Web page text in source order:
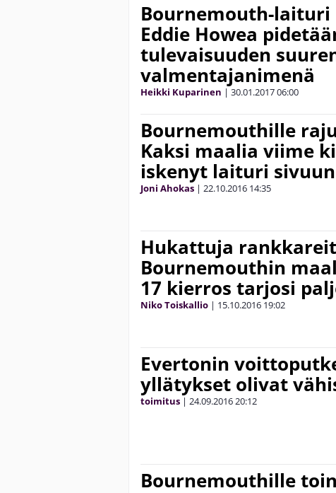
Bournemouth-
Eddie Howea
tulevaisuuden
valmentajanimenä
Heikki Kuparinen | 30.01.201706:00
Bournemouthille
Kaksi maalia viime
iskenyt laituri sivuun
Joni Ahokas | 22.10.2016 14:35
Hukattuja
Bournemouthin
17 kierros tarjosi
Niko Toiskallio | 15.10.2016 19:02
Evertonin
yllätykset olivat
toimitus | 24.09.201620:12
Bournemouthille